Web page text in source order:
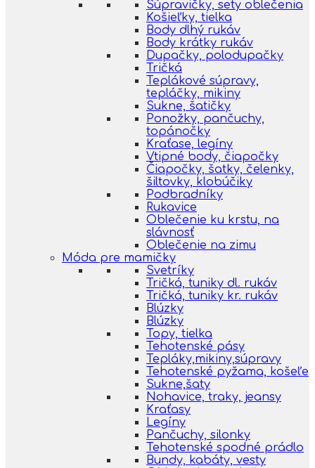
Súpravičky, sety oblečenia
Košieľky, tielka
Body dlhý rukáv
Body krátky rukáv
Dupačky, polodupačky
Tričká
Teplákové súpravy,
tepláčky, mikiny
Sukne, šatičky
Ponožky, pančuchy,
topánočky
Kraťase, legíny
Vtipné body, čiapočky
Čiapočky, šatky, čelenky,
šiltovky, klobúčiky
Podbradníky
Rukavice
Oblečenie ku krstu, na
slávnosť
Oblečenie na zimu
Móda pre mamičky
Svetríky
Tričká, tuniky dl. rukáv
Tričká, tuniky kr. rukáv
Blúzky
Blúzky
Topy, tielka
Tehotenské pásy
Tepláky,mikiny,súpravy
Tehotenské pyžama, košeľe
Sukne,šaty
Nohavice, traky, jeansy
Kraťasy
Legíny
Pančuchy, silonky
Tehotenské spodné prádlo
Bundy, kabáty, vesty